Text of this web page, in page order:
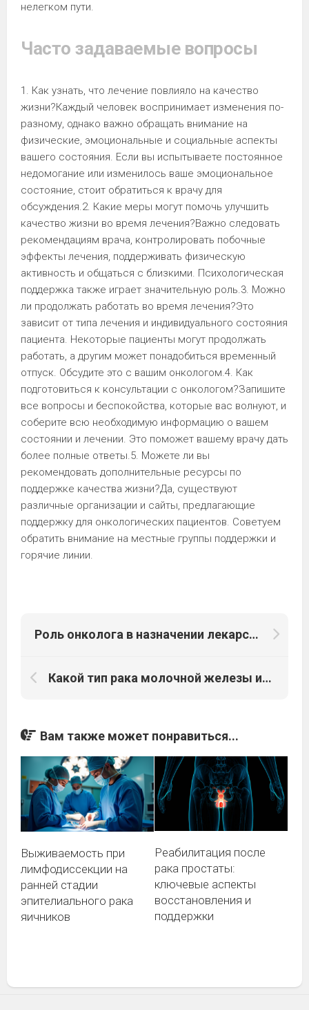
нелегком пути.
Часто задаваемые вопросы
1. Как узнать, что лечение повлияло на качество
жизни?Каждый человек воспринимает изменения по-
разному, однако важно обращать внимание на
физические, эмоциональные и социальные аспекты
вашего состояния. Если вы испытываете постоянное
недомогание или изменилось ваше эмоциональное
состояние, стоит обратиться к врачу для
обсуждения.2. Какие меры могут помочь улучшить
качество жизни во время лечения?Важно следовать
рекомендациям врача, контролировать побочные
эффекты лечения, поддерживать физическую
активность и общаться с близкими. Психологическая
поддержка также играет значительную роль.3. Можно
ли продолжать работать во время лечения?Это
зависит от типа лечения и индивидуального состояния
пациента. Некоторые пациенты могут продолжать
работать, а другим может понадобиться временный
отпуск. Обсудите это с вашим онкологом.4. Как
подготовиться к консультации с онкологом?Запишите
все вопросы и беспокойства, которые вас волнуют, и
соберите всю необходимую информацию о вашем
состоянии и лечении. Это поможет вашему врачу дать
более полные ответы.5. Можете ли вы
рекомендовать дополнительные ресурсы по
поддержке качества жизни?Да, существуют
различные организации и сайты, предлагающие
поддержку для онкологических пациентов. Советуем
обратить внимание на местные группы поддержки и
горячие линии.
Роль онколога в назначении лекарств и управлении побочными эффектами
Какой тип рака молочной железы имеет наибольший риск метастазирования в головной мозг?
Вам также может понравиться...
Выживаемость при
лимфодиссекции на
ранней стадии
эпителиального рака
яичников
Реабилитация после
рака простаты:
ключевые аспекты
восстановления и
поддержки